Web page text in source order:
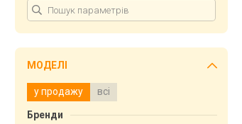
МОДЕЛІ
у продажу всі
Бренди